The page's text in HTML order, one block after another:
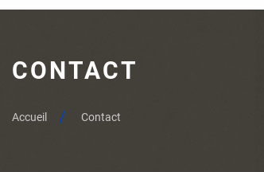
CONTACT
Accueil Contact